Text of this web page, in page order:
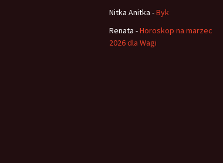
Nitka Anitka -Byk
Renata -Horoskop na marzec
2026 dla Wagi